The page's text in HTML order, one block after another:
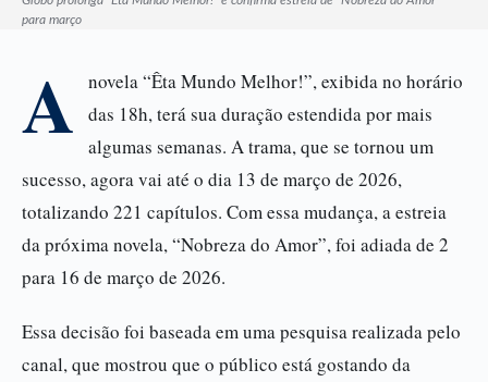
para março
A
novela “Êta Mundo Melhor!”, exibida no horário
das 18h, terá sua duração estendida por mais
algumas semanas. A trama, que se tornou um
sucesso, agora vai até o dia 13 de março de 2026,
totalizando 221 capítulos. Com essa mudança, a estreia
da próxima novela, “Nobreza do Amor”, foi adiada de 2
para 16 de março de 2026.
Essa decisão foi baseada em uma pesquisa realizada pelo
canal, que mostrou que o público está gostando da